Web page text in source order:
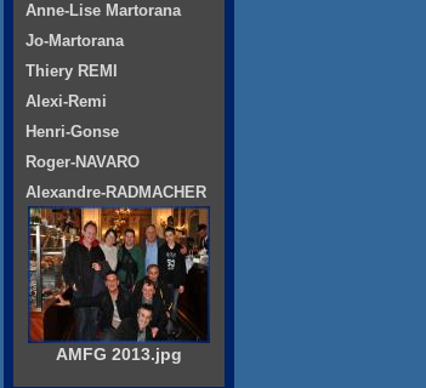
Anne-Lise Martorana
Jo-Martorana
Thiery REMI
Alexi-Remi
Henri-Gonse
Roger-NAVARO
Alexandre-RADMACHER
AMFG 2013.jpg